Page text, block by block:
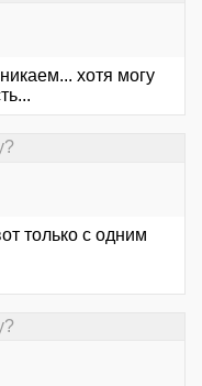
хотя могу
только с одним